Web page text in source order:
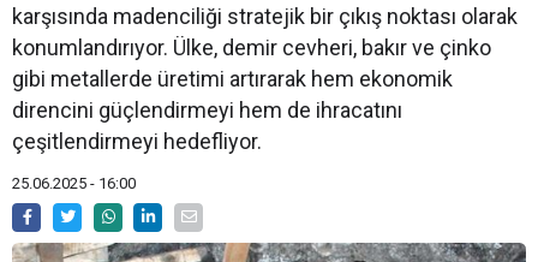
karşısında madenciliği stratejik bir çıkış noktası olarak
konumlandırıyor. Ülke, demir cevheri, bakır ve çinko
gibi metallerde üretimi artırarak hem ekonomik
direncini güçlendirmeyi hem de ihracatını
çeşitlendirmeyi hedefliyor.
25.06.2025 - 16:00